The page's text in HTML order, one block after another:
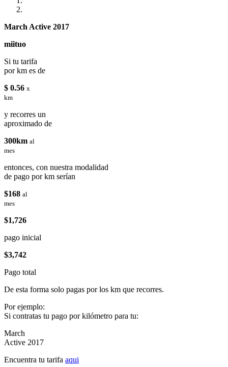
March Active 2017
miituo
Si tu tarifa
por km es de
$ 0.56 x
km
y recorres un
aproximado de
300km al
mes
entonces, con nuestra modalidad
de pago por km serían
$168 al
mes
$1,726
pago inicial
$3,742
Pago total
De esta forma solo pagas por los km que recorres.
Por ejemplo:
Si contratas tu pago por kilómetro para tu:
March
Active 2017
Encuentra tu tarifa aqui